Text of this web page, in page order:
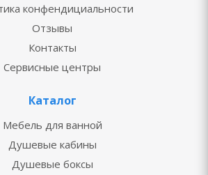
конфендициальности
Отзывы
Контакты
Сервисные центры
Каталог
Мебель для ванной
Душевые кабины
Душевые боксы